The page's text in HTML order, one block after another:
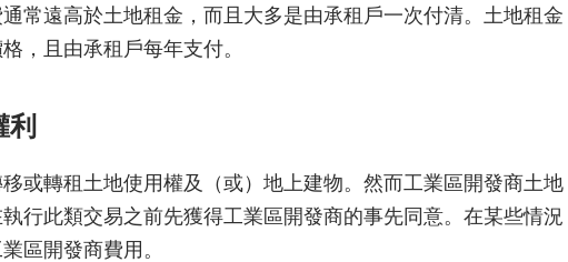
常遠高於土地租金，而且大多是由承租戶一次付清。土地租金
，且由承租戶每年支付。
或轉租土地使用權及（或）地上建物。然而工業區開發商土地
行此類交易之前先獲得工業區開發商的事先同意。在某些情況
區開發商費用。